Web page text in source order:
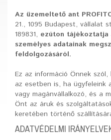
Az üzemeltető ant
21., 1095 Budapest, vállalat
189831, ezúton
személyes adatainak
feldolgozásáról.
Ez az információ Önnek
az esetben is, ha ügyfeleink
vagy magánvállalkozó, és a
Önt az áruk és
keretében történő
ADATVÉDELMI